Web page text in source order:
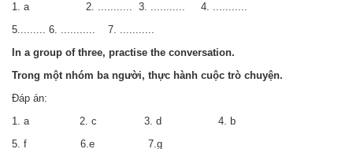
1. a 2. ........... 3. ........... 4. ...........
5......... 6. ........... 7. ...........
In a group of three, practise the conversation.
Trong một nhóm ba người, thực hành cuộc trò chuyện.
Đáp án:
1. a 2. c 3. d 4. b
5. f 6.e 7.g